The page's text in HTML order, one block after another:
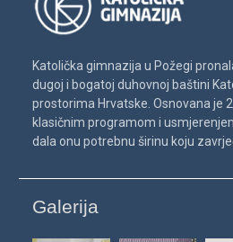
Katolička gimnazija u Požegi
dugoj i bogatoj duhovnoj baštini
prostorima Hrvatske. Osnovana je
klasičnim programom i
dala onu potrebnu širinu koju
Galerija